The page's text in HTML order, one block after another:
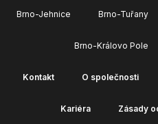
Brno-Jehnice Brno-Tuřany
Brno-Královo Pole
Kontakt O společnosti
Kariéra Zásady